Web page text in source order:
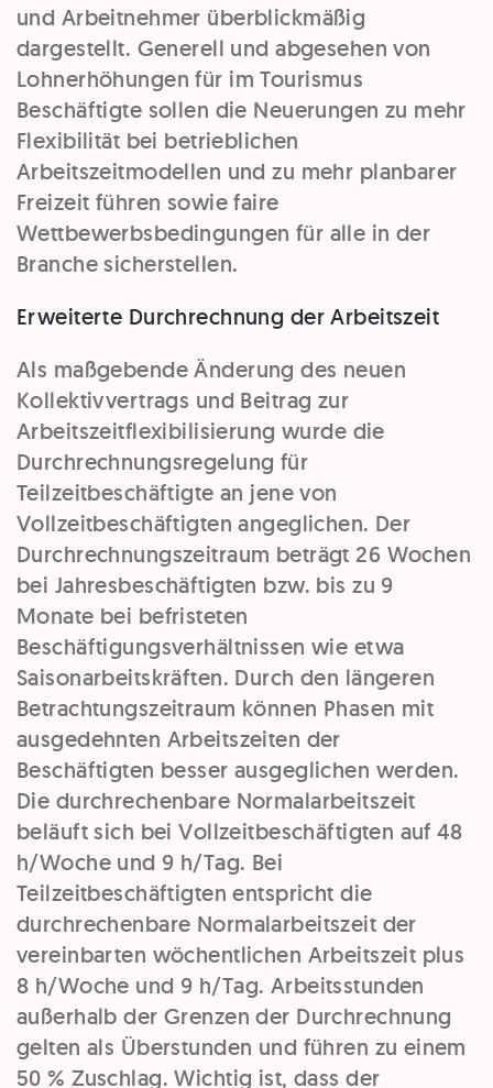
und Arbeitnehmer überblickmäßig
dargestellt. Generell und abgesehen von
Lohnerhöhungen für im Tourismus
Beschäftigte sollen die Neuerungen zu mehr
Flexibilität bei betrieblichen
Arbeitszeitmodellen und zu mehr planbarer
Freizeit führen sowie faire
Wettbewerbsbedingungen für alle in der
Branche sicherstellen.
Erweiterte Durchrechnung der Arbeitszeit
Als maßgebende Änderung des neuen
Kollektivvertrags und Beitrag zur
Arbeitszeitflexibilisierung wurde die
Durchrechnungsregelung für
Teilzeitbeschäftigte an jene von
Vollzeitbeschäftigten angeglichen. Der
Durchrechnungszeitraum beträgt 26 Wochen
bei Jahresbeschäftigten bzw. bis zu 9
Monate bei befristeten
Beschäftigungsverhältnissen wie etwa
Saisonarbeitskräften. Durch den längeren
Betrachtungszeitraum können Phasen mit
ausgedehnten Arbeitszeiten der
Beschäftigten besser ausgeglichen werden.
Die durchrechenbare Normalarbeitszeit
beläuft sich bei Vollzeitbeschäftigten auf 48
h/Woche und 9 h/Tag. Bei
Teilzeitbeschäftigten entspricht die
durchrechenbare Normalarbeitszeit der
vereinbarten wöchentlichen Arbeitszeit plus
8 h/Woche und 9 h/Tag. Arbeitsstunden
außerhalb der Grenzen der Durchrechnung
gelten als Überstunden und führen zu einem
50 % Zuschlag. Wichtig ist, dass der